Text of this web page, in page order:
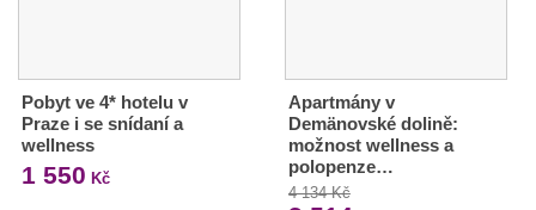
Pobyt ve 4* hotelu v
Praze i se snídaní a
wellness
1 550 Kč
Apartmány v
Demänovské dolině:
možnost wellness a
polopenze…
4 134 Kč